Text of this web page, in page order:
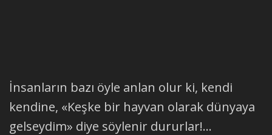
İnsanların bazı öyle anlan olur ki, kendi
kendine, «Keşke bir hayvan olarak dünyaya
gelseydim» diye söylenir dururlar!...